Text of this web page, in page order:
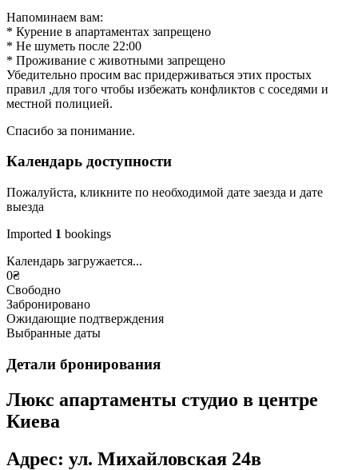
Напоминаем вам:
* Курение в апартаментах запрещено
* Не шуметь после 22:00
* Проживание с животными запрещено
Убедительно просим вас придерживаться этих простых
правил ,для того чтобы избежать конфликтов с соседями и
местной полицией.
Спасибо за понимание.
Календарь доступности
Пожалуйста, кликните по необходимой дате заезда и дате
выезда
Imported 1 bookings
Календарь загружается...
0₴
Свободно
Забронировано
Ожидающие подтверждения
Выбранные даты
Детали бронирования
Люкс апартаменты студио в центре
Киева
Адрес: ул. Михайловская 24в